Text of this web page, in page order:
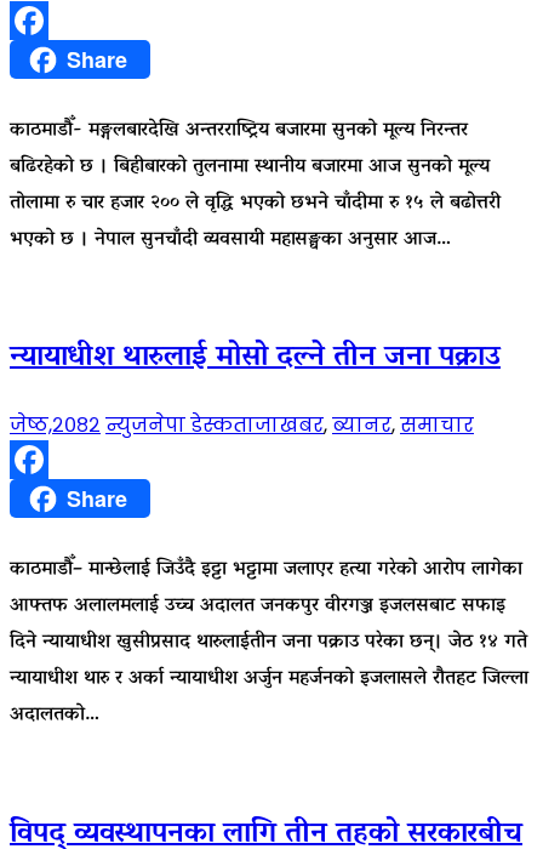
FacebookShare
काठमाडौँ- मङ्गलबारदेखि अन्तरराष्ट्रिय बजारमा सुनको मूल्य निरन्तर
बढिरहेको छ । बिहीबारको तुलनामा स्थानीय बजारमा आज सुनको मूल्य
तोलामा रु चार हजार २०० ले वृद्धि भएको छभने चाँदीमा रु १५ ले बढोत्तरी
भएको छ । नेपाल सुनचाँदी व्यवसायी महासङ्घका अनुसार आज…
न्यायाधीश थारुलाई मोसो दल्ने तीन जना पक्राउ
जेष्ठ,२०८२ न्युजनेपा डेस्कताजाखबर,ब्यानर,समाचार
FacebookShare
काठमाडौँ– मान्छेलाई जिउँदै इट्टा भट्टामा जलाएर हत्या गरेको आरोप लागेका
आफ्तफ अलालमलाई उच्च अदालत जनकपुर वीरगञ्ज इजलसबाट सफाइ
दिने न्यायाधीश खुसीप्रसाद थारुलाईतीन जना पक्राउ परेका छन्। जेठ १४ गते
न्यायाधीश थारु र अर्का न्यायाधीश अर्जुन महर्जनको इजलासले रौतहट जिल्ला
अदालतको…
विपद् व्यवस्थापनका लागि तीन तहको सरकारबीच